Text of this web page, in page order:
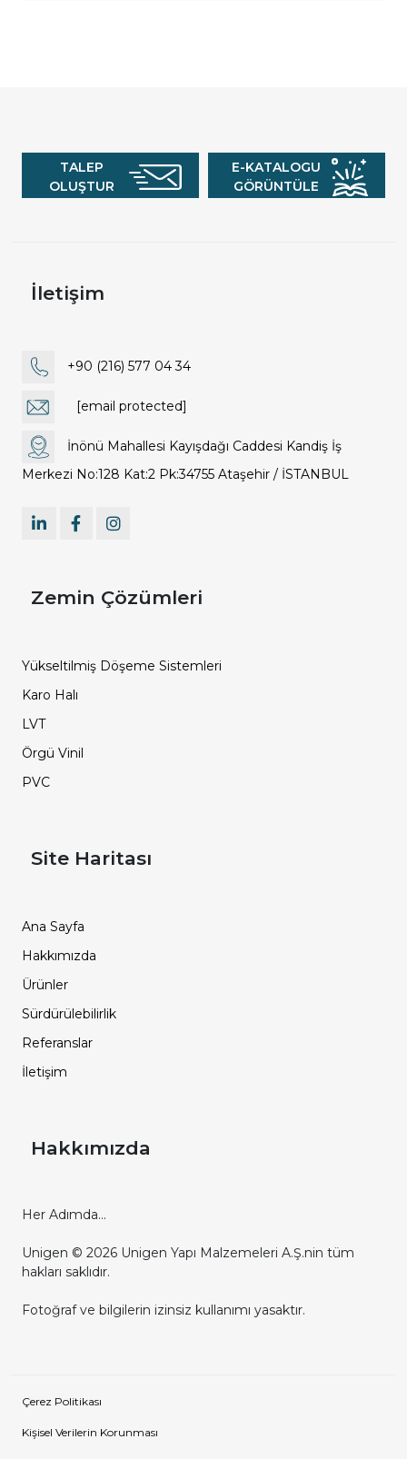
TALEP
OLUŞTUR
E-KATALOGU
GÖRÜNTÜLE
İletişim
+90 (216) 577 04 34
[email protected]
İnönü Mahallesi Kayışdağı Caddesi Kandiş İş
Merkezi No:128 Kat:2 Pk:34755 Ataşehir / İSTANBUL
Zemin Çözümleri
Yükseltilmiş Döşeme Sistemleri
Karo Halı
LVT
Örgü Vinil
PVC
Site Haritası
Ana Sayfa
Hakkımızda
Ürünler
Sürdürülebilirlik
Referanslar
İletişim
Hakkımızda
Her Adımda...
Unigen © 2026 Unigen Yapı Malzemeleri A.Ş.nin tüm
hakları saklıdır.
Fotoğraf ve bilgilerin izinsiz kullanımı yasaktır.
Çerez Politikası
Kişisel Verilerin Korunması